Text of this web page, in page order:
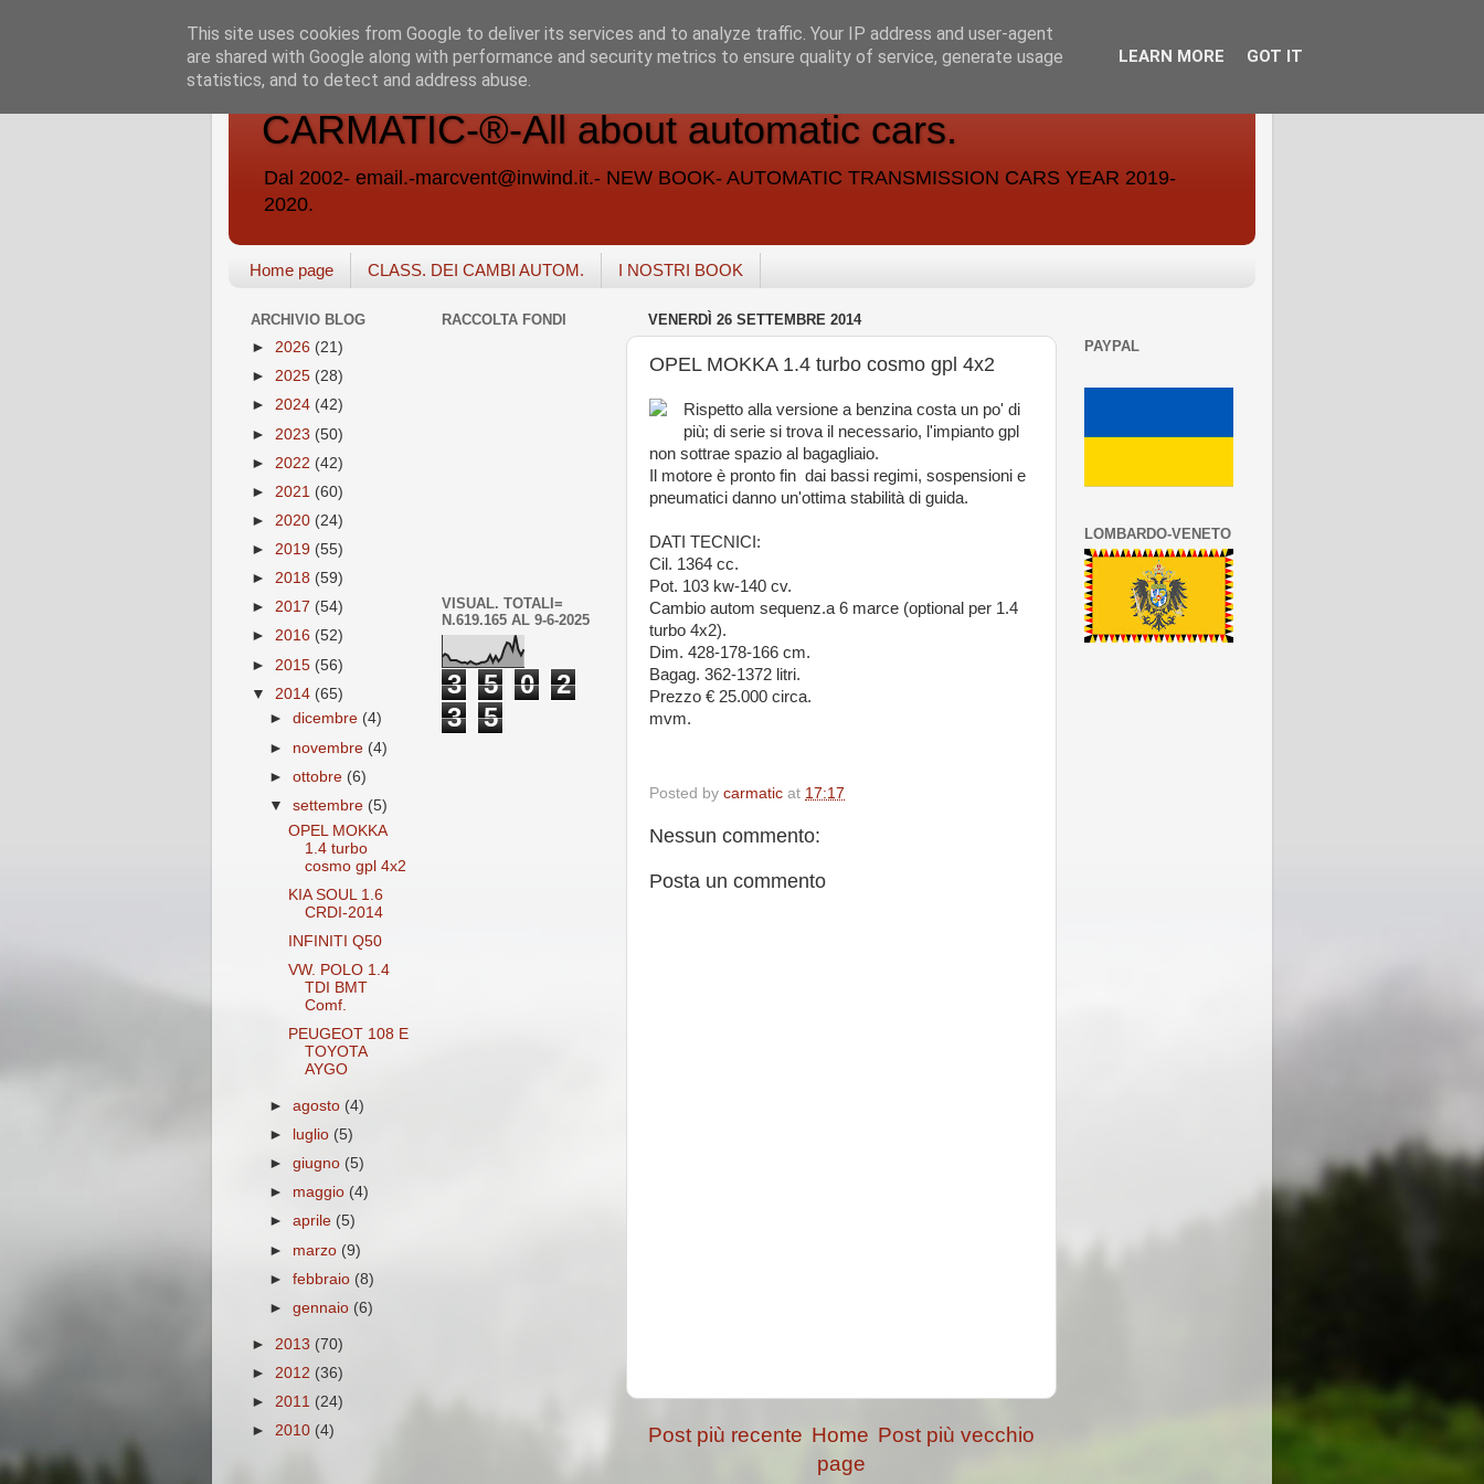
CARMATIC-®-All about automatic cars.
Dal 2002- email.-marcvent@inwind.it.- NEW BOOK- AUTOMATIC TRANSMISSION CARS YEAR 2019-
2020.
Home page CLASS. DEI CAMBI AUTOM. I NOSTRI BOOK
VENERDÌ 26 SETTEMBRE 2014
OPEL MOKKA 1.4 turbo cosmo gpl 4x2
Rispetto alla versione a benzina costa un po' di
più; di serie si trova il necessario, l'impianto gpl
non sottrae spazio al bagagliaio.
Il motore è pronto fin dai bassi regimi, sospensioni e
pneumatici danno un'ottima stabilità di guida.
DATI TECNICI:
Cil. 1364 cc.
Pot. 103 kw-140 cv.
Cambio autom sequenz.a 6 marce (optional per 1.4
turbo 4x2).
Dim. 428-178-166 cm.
Bagag. 362-1372 litri.
Prezzo € 25.000 circa.
mvm.
Posted by carmatic at 17:17
Nessun commento:
Posta un commento
Post più recente Post più vecchio
Home
page
ARCHIVIO BLOG
► 2026 (21)
► 2025 (28)
► 2024 (42)
► 2023 (50)
► 2022 (42)
► 2021 (60)
► 2020 (24)
► 2019 (55)
► 2018 (59)
► 2017 (54)
► 2016 (52)
► 2015 (56)
▼ 2014 (65)
►dicembre (4)
► novembre (4)
►ottobre (6)
▼settembre (5)
OPEL MOKKA
1.4 turbo
cosmo gpl 4x2
KIA SOUL 1.6
CRDI-2014
INFINITI Q50
VW. POLO 1.4
TDI BMT
Comf.
PEUGEOT 108 E
TOYOTA
AYGO
►agosto (4)
►
luglio (5)
►giugno (5)
► maggio (4)
►aprile (5)
► marzo (9)
►febbraio (8)
►gennaio (6)
► 2013 (70)
► 2012 (36)
► 2011 (24)
► 2010 (4)
RACCOLTA FONDI
VISUAL. TOTALI=
N.619.165 AL 9-6-2025
3 5 0
2
3
5
PAYPAL
LOMBARDO-VENETO
This site uses cookies from Google to deliver its services and to analyze traffic. Your IP address and user-agent
are shared with Google along with performance and security metrics to ensure quality of service, generate usage
statistics, and to detect and address abuse.
LEARN MORE GOT IT